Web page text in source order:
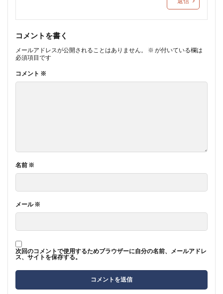
コメントを書く
メールアドレスが公開されることはありません。 ※ が付いている欄は
必須項目です
コメント ※
名前 ※
メール※
次回のコメントで使用するためブラウザーに自分の名前、メールアドレ
ス、サイトを保存する。